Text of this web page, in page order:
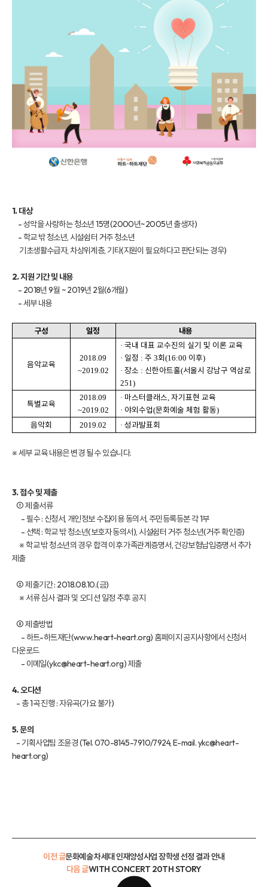
1. 대상
- 성악을 사랑하는 청소년 15명(2000년~2005년 출생자)
- 학교 밖 청소년, 시설·쉼터 거주 청소년
기초생활수급자, 차상위계층, 기타(지원이 필요하다고 판단되는 경우)
2. 지원 기간 및 내용
- 2018년 9월 ~ 2019년 2월(6개월)
- 세부 내용
구성 일정 내용
음악교육
2018.09
~2019.02
· 국내 대표 교수진의 실기 및 이론 교육
· 일정 : 주 3회(16:00 이후)
· 장소 : 신한아트홀(서울시 강남구 역삼로
251)
특별교육
2018.09
~2019.02
· 마스터클래스, 자기표현 교육
· 야외수업(문화예술 체험 활동)
음악회 2019.02 · 성과발표회
※ 세부 교육 내용은 변경 될 수 있습니다.
3. 접수 및 제출
① 제출서류
- 필수 : 신청서, 개인정보 수집·이용 동의서, 주민등록등본 각 1부
- 선택 : 학교 밖 청소년(보호자 동의서), 시설·쉼터 거주 청소년(거주 확인증)
※ 학교 밖 청소년의 경우 합격 이후 가족관계증명서, 건강보험납입증명서 추가
제출
② 제출기간 : 2018.08.10.(금)
※ 서류 심사 결과 및 오디션 일정 추후 공지
③ 제출방법
- 하트-하트재단(www.heart-heart.org) 홈페이지 공지사항에서 신청서
다운로드
- 이메일(ykc@heart-heart.org) 제출
4. 오디션
- 총 1곡 진행 : 자유곡(가요 불가)
5. 문의
- 기획사업팀 조윤경 (Tel. 070-8145-7910/7924, E-mail. ykc@heart-
heart.org)
이전 글문화예술 차세대 인재양성사업 장학생 선정 결과 안내
WITH CONCERT 20TH STORY
다음 글